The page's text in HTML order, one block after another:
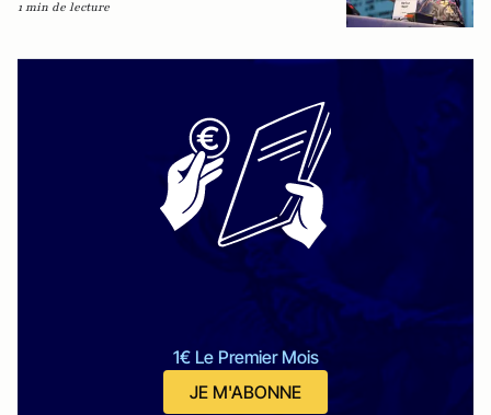
1 min de lecture
1€ Le Premier Mois
JE M'ABONNE